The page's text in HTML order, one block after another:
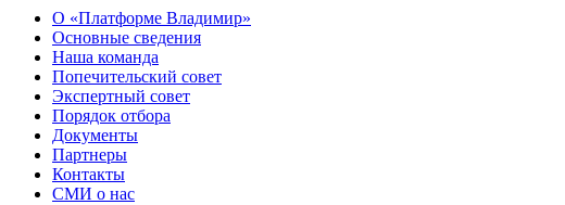
О «Платформе Владимир»
Основные сведения
Наша команда
Попечительский совет
Экспертный совет
Порядок отбора
Документы
Партнеры
Контакты
СМИ о нас